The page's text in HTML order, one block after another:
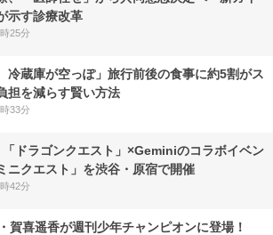
示す診療改革
25分
冷蔵庫が空っぽ」旅行前後の食事に約5割がス
担を減らす賢い方法
33分
ドラゴンクエスト」×Geminiのコラボイベン
ニクエスト」を渋谷・原宿で開催
42分
賀喜遥香が週刊少年チャンピオンに登場！